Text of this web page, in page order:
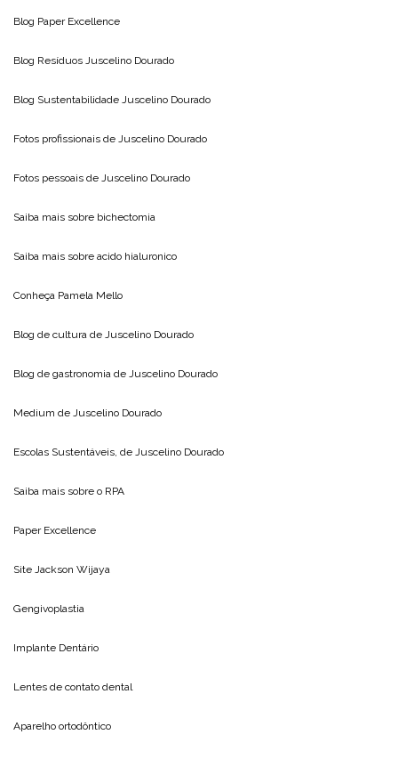
Blog Paper Excellence
Blog Resíduos Juscelino Dourado
Blog Sustentabilidade Juscelino Dourado
Fotos profissionais de Juscelino Dourado
Fotos pessoais de Juscelino Dourado
Saiba mais sobre bichectomia
Saiba mais sobre acido hialuronico
Conheça Pamela Mello
Blog de cultura de Juscelino Dourado
Blog de gastronomia de Juscelino Dourado
Medium de Juscelino Dourado
Escolas Sustentáveis, de Juscelino Dourado
Saiba mais sobre o RPA
Paper Excellence
Site Jackson Wijaya
Gengivoplastia
Implante Dentário
Lentes de contato dental
Aparelho ortodôntico